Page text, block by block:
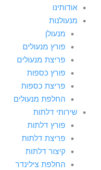
אודותינו
מנעולנות
מנעולן
פורץ מנעולים
פריצת מנעולים
פורץ כספות
פריצת כספות
החלפת מנעולים
שירותי דלתות
פורץ דלתות
פריצת דלתות
קיצור דלתות
החלפת צילינדר